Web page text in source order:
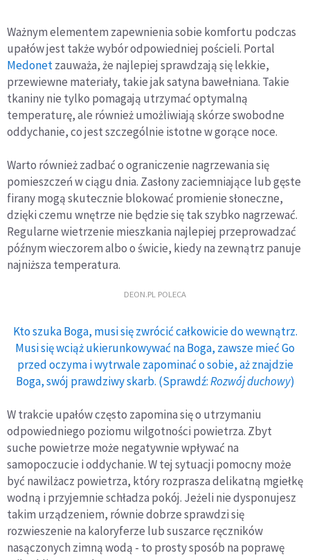
Ważnym elementem zapewnienia sobie komfortu podczas
upałów jest także wybór odpowiedniej pościeli. Portal
Medonetzauważa, że najlepiej sprawdzają się lekkie,
przewiewne materiały, takie jak satyna bawełniana. Takie
tkaniny nie tylko pomagają utrzymać optymalną
temperaturę, ale również umożliwiają skórze swobodne
oddychanie, co jest szczególnie istotne w gorące noce.
Warto również zadbać o ograniczenie nagrzewania się
pomieszczeń w ciągu dnia. Zasłony zaciemniające lub gęste
firany mogą skutecznie blokować promienie słoneczne,
dzięki czemu wnętrze nie będzie się tak szybko nagrzewać.
Regularne wietrzenie mieszkania najlepiej przeprowadzać
późnym wieczorem albo o świcie, kiedy na zewnątrz panuje
najniższa temperatura.
DEON.PL POLECA
Kto szuka Boga, musi się zwrócić całkowicie do wewnątrz.
Musi się wciąż ukierunkowywać na Boga, zawsze mieć Go
przed oczyma i wytrwale zapominać o sobie, aż znajdzie
Boga, swój prawdziwy skarb. (Sprawdź:Rozwój duchowy)
W trakcie upałów często zapomina się o utrzymaniu
odpowiedniego poziomu wilgotności powietrza. Zbyt
suche powietrze może negatywnie wpływać na
samopoczucie i oddychanie. W tej sytuacji pomocny może
być nawilżacz powietrza, który rozprasza delikatną mgiełkę
wodną i przyjemnie schładza pokój. Jeżeli nie dysponujesz
takim urządzeniem, równie dobrze sprawdzi się
rozwieszenie na kaloryferze lub suszarce ręczników
nasączonych zimną wodą - to prosty sposób na poprawę